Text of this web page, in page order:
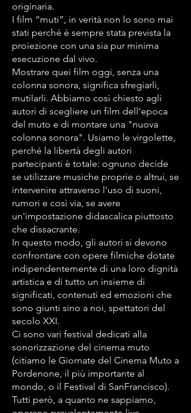
originaria.
I film “muti”, in verità non lo sono mai
stati perché è sempre stata prevista la
proiezione con una sia pur minima
esecuzione dal vivo.
Mostrare quei film oggi, senza una
colonna sonora, significa sfregiarli,
mutilarli. Abbiamo così chiesto agli
autori di scegliere un film dell'epoca
del muto e di montare una "nuova
colonna sonora". Usiamo le virgolette,
perché la libertà degli autori
partecipanti è totale: ognuno decide
se utilizzare musiche proprie o altrui, se
intervenire attraverso l'uso di suoni,
rumori e così via, se avere
un'impostazione didascalica piuttosto
che dissacrante.
In questo modo, gli autori si devono
confrontare con opere filmiche dotate
indipendentemente di una loro dignità
artistica e di tutto un insieme di
significati, contenuti ed emozioni che
sono giunti sino a noi, spettatori del
secolo XXI.
Ci sono vari festival dedicati alla
sonorizzazione del cinema muto
(citiamo le Giornate del Cinema Muto a
Pordenone, il più importante al
mondo, o il Festival di SanFrancisco).
Tutti però, a quanto ne sappiamo,